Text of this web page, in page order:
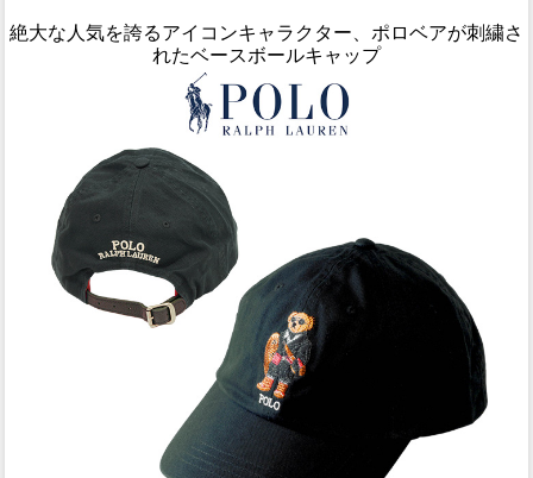
絶大な人気を誇るアイコンキャラクター、ポロベアが刺繍さ
れたベースボールキャップ